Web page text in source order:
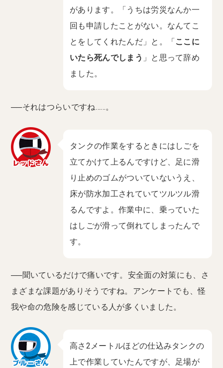
があります。「うちは労災なんか一
回も申請したことがない。なんてこ
とをしてくれたんだ」と。「 ここに
いたら死んでしまう 」と思って辞め
ました。
──それはつらいですね……。
タンクの作業をするときにはしごを
立てかけて上るんですけど、足に滑
り止めのゴムがついていないうえ、
床が防水加工されていてツルツル滑
るんですよ。作業中に、乗っていた
はしごが滑って倒れてしまったんで
す。
──聞いているだけで痛いです。安全面の対策にも、さ
まざまな課題がありそうですね。アンケートでも、怪
我や命の危険を感じている人が多くいました。
高さ2メートルほどの仕込みタンクの
上で作業していたんですが、足場が